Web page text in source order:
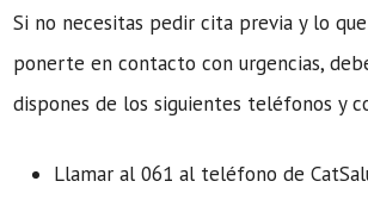
Si no necesitas pedir cita previa y lo
ponerte en contacto con urgencias,
dispones de los siguientes teléfonos y
Llamar al 061 al teléfono de